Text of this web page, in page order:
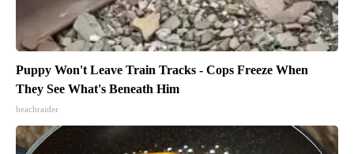
Puppy Won't Leave Train Tracks - Cops Freeze When
They See What's Beneath Him
beachraider